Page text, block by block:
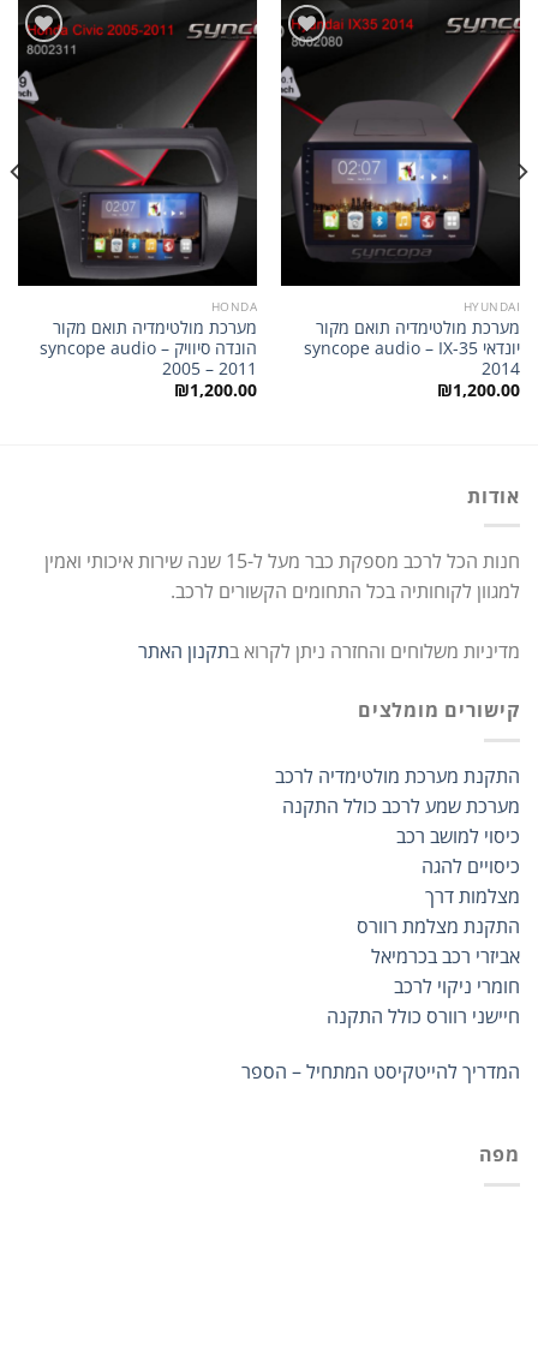
לרשימת
המשאלות
HYUNDAI
מערכת מולטימדיה תואם מקור
יונדאי syncope audio – IX-35
2014
₪1,200.00
הוסף
לרשימת
המשאלות
HONDA
מערכת מולטימדיה תואם מקור
הונדה סיוויק syncope audio –
2005 – 2011
₪1,200.00
אודות
חנות הכל לרכב מספקת כבר מעל ל-15 שנה שירות איכותי ואמין
למגוון לקוחותיה בכל התחומים הקשורים לרכב.
מדיניות משלוחים והחזרה ניתן לקרוא בתקנון האתר
קישורים מומלצים
התקנת מערכת מולטימדיה לרכב
מערכת שמע לרכב כולל התקנה
כיסוי למושב רכב
כיסויים להגה
מצלמות דרך
התקנת מצלמת רוורס
אביזרי רכב בכרמיאל
חומרי ניקוי לרכב
חיישני רוורס כולל התקנה
המדריך להייטקיסט המתחיל – הספר
מפה